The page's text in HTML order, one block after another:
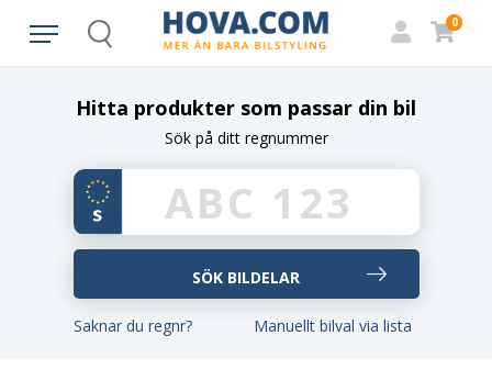
Search
0
Hitta produkter som passar din bil
Sök på ditt regnummer
Saknar du regnr? Manuellt bilval via lista